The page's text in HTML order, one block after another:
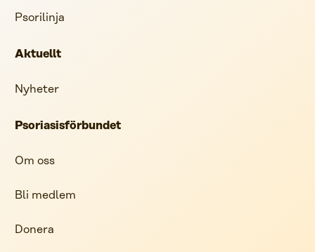
Psorilinja
Aktuellt
Nyheter
Psoriasisförbundet
Om oss
Bli medlem
Donera